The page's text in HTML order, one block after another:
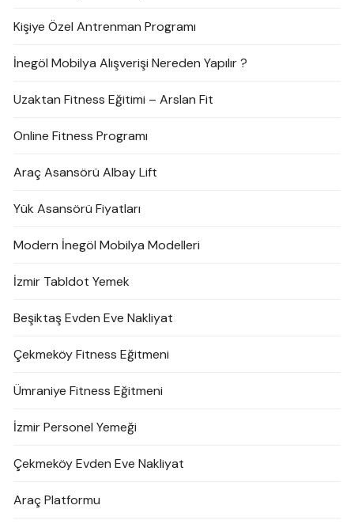
Kişiye Özel Antrenman Programı
İnegöl Mobilya Alışverişi Nereden Yapılır ?
Uzaktan Fitness Eğitimi – Arslan Fit
Online Fitness Programı
Araç Asansörü Albay Lift
Yük Asansörü Fiyatları
Modern İnegöl Mobilya Modelleri
İzmir Tabldot Yemek
Beşiktaş Evden Eve Nakliyat
Çekmeköy Fitness Eğitmeni
Ümraniye Fitness Eğitmeni
İzmir Personel Yemeği
Çekmeköy Evden Eve Nakliyat
Araç Platformu